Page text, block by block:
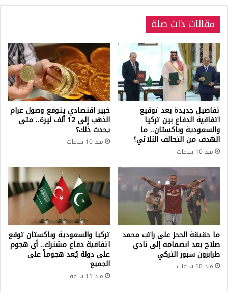
مقالات ذات صلة
تفاصيل جديدة بعد توقيع
اتفاقية الدفاع بين تركيا
والسعودية وباكستان.. ما
الهدف من التحالف الثلاثي؟
منذ 10 ساعات
خبير اقتصادي يتوقع وصول غرام
الذهب إلى 12 ألف ليرة.. متى
يحدث ذلك؟
منذ 10 ساعات
ما حقيقة الحجز على راتب محمد
صلاح بعد انضمامه إلى نادي
طرابزون سبور التركي
منذ 10 ساعات
تركيا والسعودية وباكستان توقع
اتفاقية دفاع مشترك.. أي هجوم
على دولة يُعد هجوماً على
الجميع
منذ 11 ساعة